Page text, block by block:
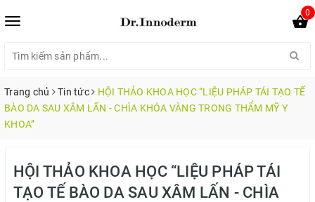
0
Trang chủ Tin tức
HỘI THẢO KHOA HỌC “LIỆU PHÁP TÁI TẠO TẾ
BÀO DA SAU XÂM LẤN - CHÌA KHÓA VÀNG TRONG THẨM MỸ Y
KHOA”
HỘI THẢO KHOA HỌC “LIỆU PHÁP TÁI
TẠO TẾ BÀO DA SAU XÂM LẤN - CHÌA